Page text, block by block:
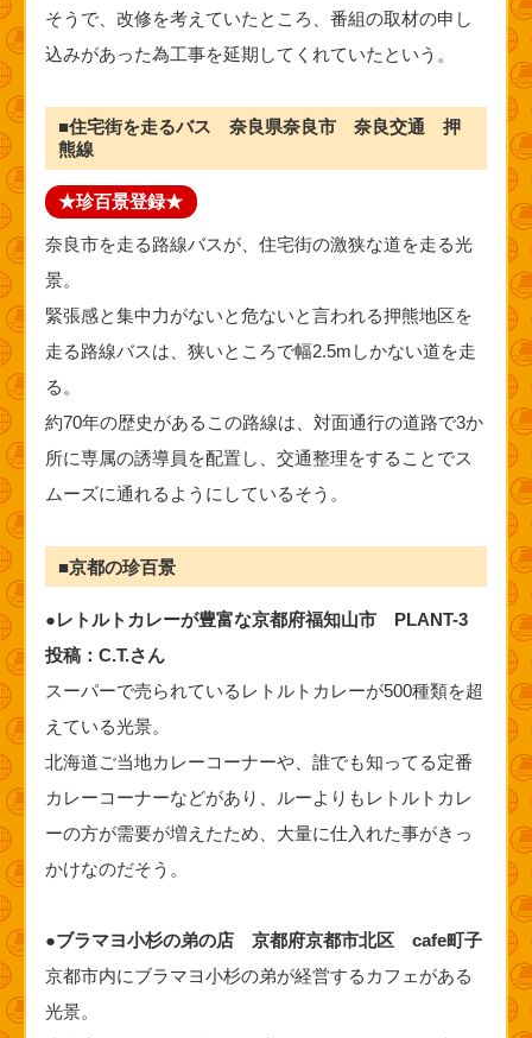
そうで、改修を考えていたところ、番組の取材の申し
込みがあった為工事を延期してくれていたという。
■住宅街を走るバス 奈良県奈良市 奈良交通 押
熊線
★珍百景登録★
奈良市を走る路線バスが、住宅街の激狭な道を走る光
景。
緊張感と集中力がないと危ないと言われる押熊地区を
走る路線バスは、狭いところで幅2.5mしかない道を走
る。
約70年の歴史があるこの路線は、対面通行の道路で3か
所に専属の誘導員を配置し、交通整理をすることでス
ムーズに通れるようにしているそう。
■京都の珍百景
●レトルトカレーが豊富な京都府福知山市 PLANT-3
投稿：C.T.さん
スーパーで売られているレトルトカレーが500種類を超
えている光景。
北海道ご当地カレーコーナーや、誰でも知ってる定番
カレーコーナーなどがあり、ルーよりもレトルトカレ
ーの方が需要が増えたため、大量に仕入れた事がきっ
かけなのだそう。
●ブラマヨ小杉の弟の店 京都府京都市北区 cafe町子
京都市内にブラマヨ小杉の弟が経営するカフェがある
光景。